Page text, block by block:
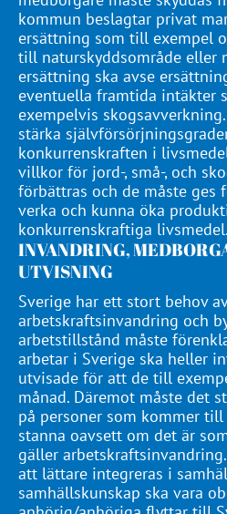
kommun beslagtar privat
ersättning som till exempel
till naturskyddsområde eller
ersättning ska avse
eventuella framtida intäkter
exempelvis
stärka
konkurrenskraften i
villkor för jord-, små-, och
förbättras och de måste ges
verka och kunna öka
konkurrenskraftiga livsmedel.
INVANDRING,
UTVISNING
Sverige har ett stort behov av
arbetskraftsinvandring och
arbetstillstånd måste
arbetar i Sverige ska heller
utvisade för att de till
månad. Däremot måste det
på personer som kommer
stanna oavsett om det är
gäller
att lättare integreras i
samhällskunskap ska vara